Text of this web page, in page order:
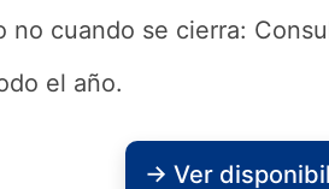
no cuando se cierra:
el año.
→ Ver